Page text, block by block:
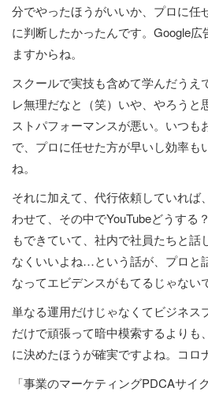
分でやったほうがいいか、プロに任
に判断したかったんです。Google
ますからね。
スクールで実技も含めて学んだうえ
レ無理だなと（笑）いや、やろうと
ストパフォーマンスが悪い。いつも
で、プロに任せた方が早いし効率も
ね。
それに加えて、代行依頼していれば
わせて、その中でYouTubeどうする
もできていて、社内で社員たちと話
なくいいよね…という話が、プロと
なってエビデンスがもてるじゃない
単なる運用だけじゃなくてビジネス
だけで頑張って暗中模索するよりも
に決めたほうが確実ですよね。コロ
「事業のマーケティングPDCAサイ